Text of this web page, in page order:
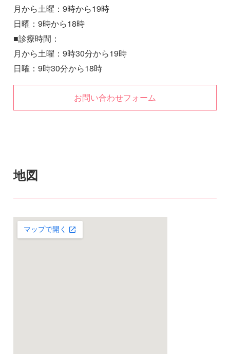
月から土曜：9時から19時
日曜：9時から18時
■診療時間：
月から土曜：9時30分から19時
日曜：9時30分から18時
お問い合わせフォーム
地図